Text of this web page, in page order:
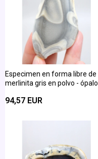
Especimen en forma libre de
merlinita gris en polvo - ópalo
crema
94,57 EUR